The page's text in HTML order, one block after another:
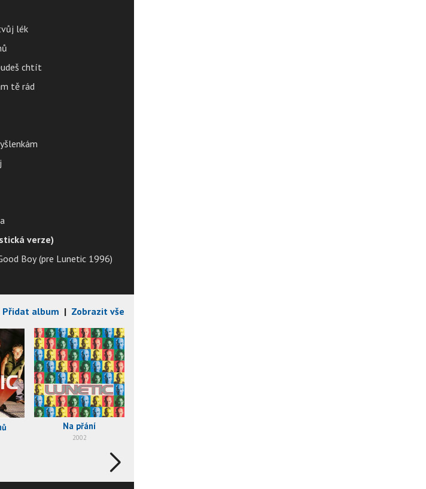
lék
chtít
tě rád
verze)
Boy (pre Lunetic 1996)
Přidat album | Zobrazit vše
Na přání
2002